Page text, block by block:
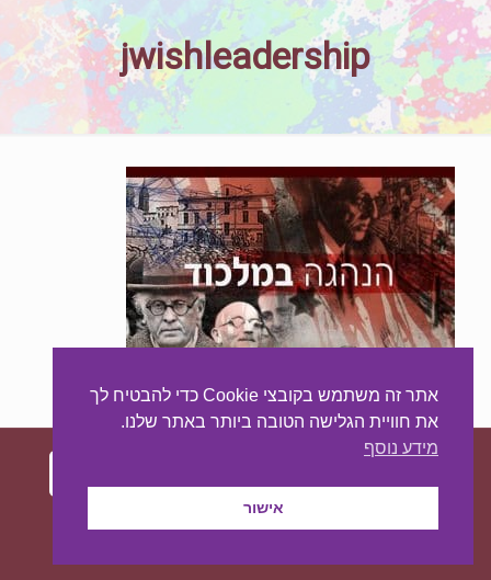
jwishleadership
עיצוב ובניית האתר:מאסטר סייט - יצירת נוכחות
באינטרנט
אתר זה משתמש בקובצי Cookie כדי להבטיח לך
את חוויית הגלישה הטובה ביותר באתר שלנו.
מידע נוסף
אישור